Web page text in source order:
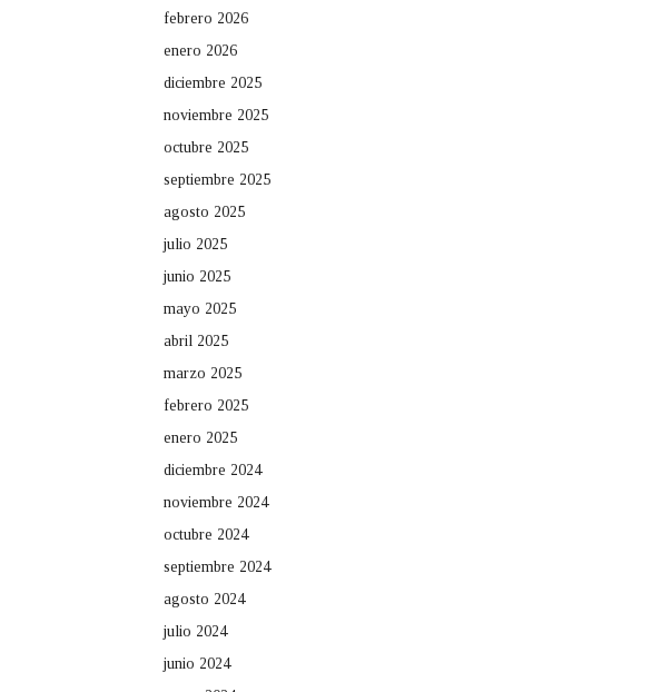
febrero 2026
enero 2026
diciembre 2025
noviembre 2025
octubre 2025
septiembre 2025
agosto 2025
julio 2025
junio 2025
mayo 2025
abril 2025
marzo 2025
febrero 2025
enero 2025
diciembre 2024
noviembre 2024
octubre 2024
septiembre 2024
agosto 2024
julio 2024
junio 2024